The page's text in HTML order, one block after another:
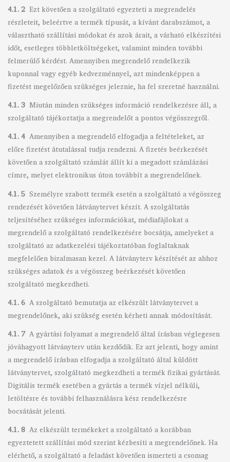
4.1. 2 Ezt követően a szolgáltató egyezteti a megrendelés
részleteit, beleértve a termék típusát, a kívánt darabszámot, a
választható szállítási módokat és azok árait, a várható elkészítési
időt, esetleges többletköltségeket, valamint minden további
felmerülő kérdést. Amennyiben megrendelő rendelkezik
kuponnal vagy egyéb kedvezménnyel, azt mindenképpen a
fizetést megelőzően szükséges jeleznie, ha fel szeretné használni.
4.1. 3 Miután minden szükséges információ rendelkezésre áll, a
szolgáltató tájékoztatja a megrendelőt a pontos végösszegről.
4.1. 4 Amennyiben a megrendelő elfogadja a feltételeket, az
előre fizetést átutalással tudja rendezni. A fizetés beérkezését
követően a szolgáltató számlát állít ki a megadott számlázási
címre, melyet elektronikus úton továbbít a megrendelőnek.
4.1. 5 Személyre szabott termék esetén a szolgáltató a végösszeg
rendezését követően látványtervet készít. A szolgáltatás
teljesítéséhez szükséges információkat, médiafájlokat a
megrendelő a szolgáltató rendelkezésére bocsátja, amelyeket a
szolgáltató az adatkezelési tájékoztatóban foglaltaknak
megfelelően bizalmasan kezel. A látványterv készítését az ahhoz
szükséges adatok és a végösszeg beérkezését követően
szolgáltató megkezdheti.
4.1. 6 A szolgáltató bemutatja az elkészült látványtervet a
megrendelőnek, aki szükség esetén kérheti annak módosítását.
4.1. 7 A gyártási folyamat a megrendelő által írásban véglegesen
jóváhagyott látványterv után kezdődik. Ez azt jelenti, hogy amint
a megrendelő írásban elfogadja a szolgáltató által küldött
látványtervet, szolgáltató megkezdheti a termék fizikai gyártását.
Digitális termék esetében a gyártás a termék vízjel nélküli,
letöltésre és további felhasználásra kész rendelkezésre
bocsátását jelenti.
4.1. 8 Az elkészült termékeket a szolgáltató a korábban
egyeztetett szállítási mód szerint kézbesíti a megrendelőnek. Ha
elérhető, a szolgáltató a feladást követően ismerteti a csomag